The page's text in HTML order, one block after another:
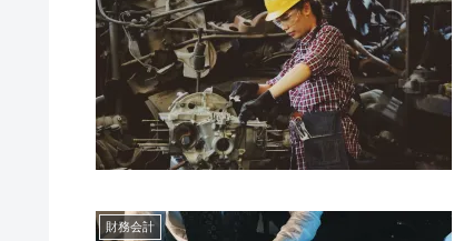
財務会計